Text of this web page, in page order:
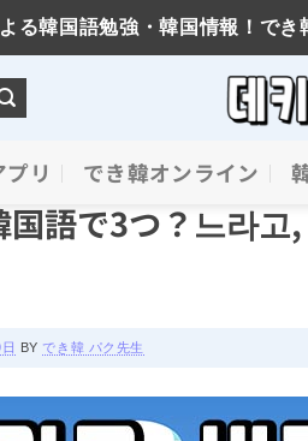
る韓国語勉強・韓国情報！でき
リ でき韓オンライン
国語で3つ？느라
BY でき韓 パク先生